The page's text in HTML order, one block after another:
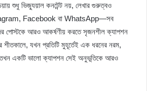
শুধু ভিজ্যুয়াল কনটেন্ট নয়, লেখার গুরুত্বও
Facebook বা WhatsApp—সব
পোস্টকে আরও আকর্ষণীয় করতে সৃজনশীল ক্যাপশন
শীতকালে, যখন প্রতিটি মুহূর্তেই এক ধরনের নরম,
একটি ভালো ক্যাপশন সেই অনুভূতিকে আরও